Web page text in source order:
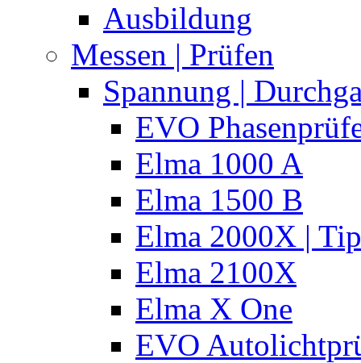
Ausbildung
Messen | Prüfen
Spannung |
EVO
Elma 1000 A
Elma 1500 B
Elma 2000X |
Elma 2100X
Elma X One
EVO